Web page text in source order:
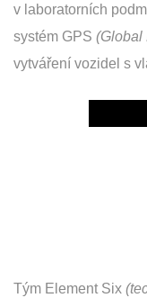
v laboratorních
systém GPS (Global
vytváření vozidel s
Tým Element Six